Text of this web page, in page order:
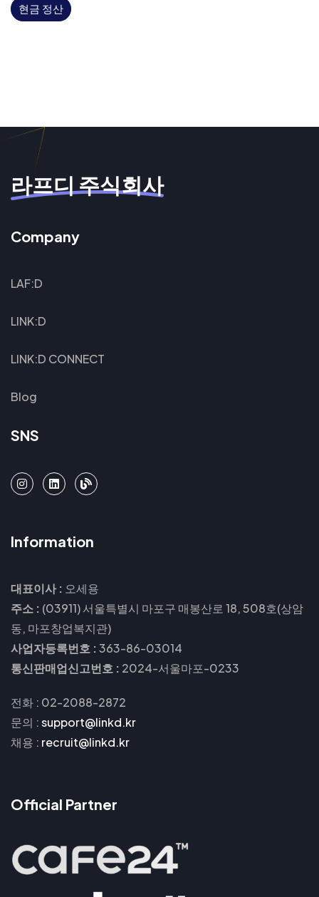
현금 정산
라프디 주식회사
Company
LAF:D
LINK:D
LINK:D CONNECT
Blog
SNS
Information
대표이사 : 오세용
주소 : (03911) 서울특별시 마포구 매봉산로 18, 508호(상암
동, 마포창업복지관)
사업자등록번호 :363-86-03014
통신판매업신고번호 : 2024-서울마포-0233
전화 : 02-2088-2872
문의 :support@linkd.kr
채용 : recruit@linkd.kr
Official Partner